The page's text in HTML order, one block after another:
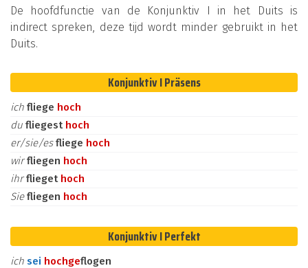
De hoofdfunctie van de Konjunktiv I in het Duits is
indirect spreken, deze tijd wordt minder gebruikt in het
Duits.
Konjunktiv I Präsens
ich fliege hoch
du fliegest hoch
er/sie/esfliege hoch
wirfliegen hoch
ihrflieget hoch
Siefliegen hoch
Konjunktiv I Perfekt
ich sei hochgeflogen